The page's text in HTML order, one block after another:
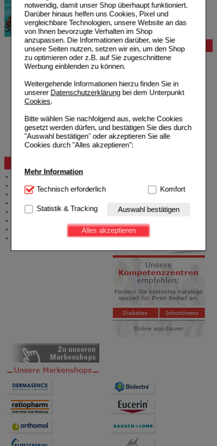
notwendig, damit unser Shop überhaupt funktioniert.
Darüber hinaus helfen uns Cookies, Pixel und
vergleichbare Technologien, unsere Website an das
von Ihnen bevorzugte Verhalten im Shop
anzupassen. Die Informationen darüber, wie Sie
unsere Seiten nutzen, setzen wir ein, um den Shop
zu optimieren oder z.B. auf Sie zugeschnittene
Werbung einblenden zu können.
Weitergehende Informationen hierzu finden Sie in
unserer Datenschutzerklärungbei dem Unterpunkt
Cookies.
Bitte wählen Sie nachfolgend aus, welche Cookies
gesetzt werden dürfen, und bestätigen Sie dies durch
"Auswahl bestätigen" oder akzeptieren Sie alle
Cookies durch "Alles akzeptieren":
Mehr Information
Technisch Notwendig:Hierbei handelt es sich um
Website notwendig sind (z.B. Navigation, Warenkorb,
Kundenkonto), weshalb auf diese nicht verzichtet
werden kann.
Einkaufserlebnis noch ansprechender zu gestalten,
beispielsweise für die Wiedererkennung des
Besuchers oder unsere Seite an bevorzugte
Verhaltensweisen (z.B. Spracheinstellung)
anzupassen. Komfort-Cookies ermöglichen es uns
auch auf Ihre Bedürfnisse zugeschrittene Inhalte
anzuzeigen und unser Partnerprogramm zu
Hierüber lassen sich
unserer Website sammeln, mit deren Hilfe wir unsere
Website weiter für Sie optimieren können, den Inhalt
auf unserer Website aber auch die Werbung auf
Drittseiten möglichst relevant für Sie zu gestalten.
Bitte beachten Sie, dass Daten hierfür teilweise an
Dritte wie z.B. Google oder soziale Medien
übertragen werden.
Technisch erforderlich Komfort
Statistik & Tracking Auswahl bestätigen
Alles akzeptieren
Bestellung
Hilfe zur Anmeldung
Hilfe zum Bestellvorgang
Rezepte einlösen
Freiumschläge anfordern
Reklamation
Widerrufsformular
Problembehebung
Bestellschein
Allgemeine Information
Produktberatung
Meldung Arzneimittelrisiken
Angebote & Downloads